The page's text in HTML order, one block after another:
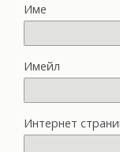
Име
Имейл
Интернет